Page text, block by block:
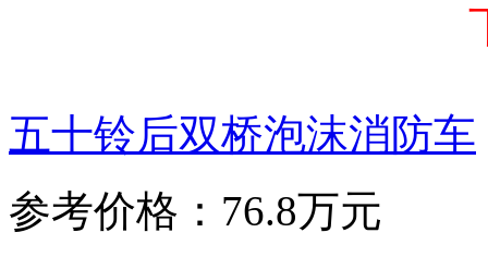
五十铃后双桥泡沫消防车
参考价格：76.8万元